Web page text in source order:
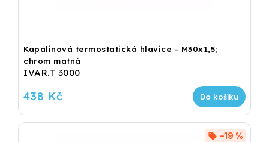
Kapalinová termostatická hlavice - M30x1,5;
chrom matná
IVAR.T 3000
438 Kč Do košíku
–19 %